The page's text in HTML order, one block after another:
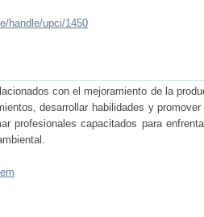
handle/upci/1450
con el mejoramiento de la
desarrollar habilidades y
profesionales capacitados para